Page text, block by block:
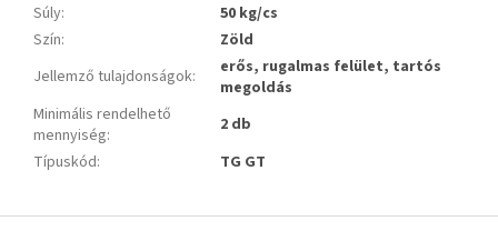
Súly:
50 kg/cs
Szín:
Zöld
Jellemző tulajdonságok:
erős, rugalmas felület, tartós
megoldás
Minimális rendelhető
mennyiség:
2 db
Típuskód: TG GT